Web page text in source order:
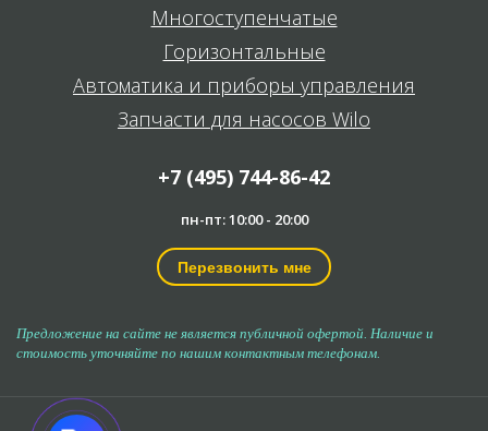
Многоступенчатые
Горизонтальные
Автоматика и приборы управления
Запчасти для насосов Wilo
+7 (495) 744-86-42
пн-пт: 10:00 - 20:00
Перезвонить мне
Предложение на сайте не является публичной офертой. Наличие и
стоимость уточняйте по нашим контактным телефонам.